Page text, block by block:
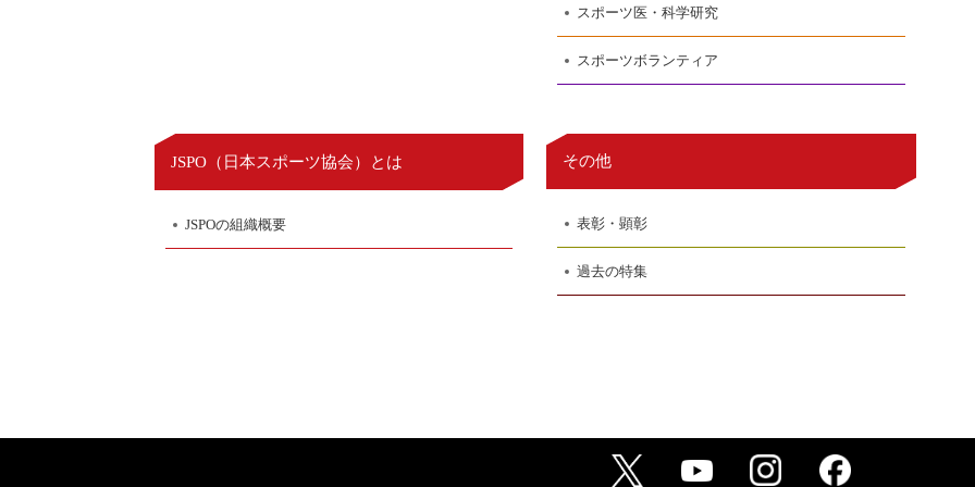
スポーツ医・科学研究
スポーツボランティア
JSPO（ 日本スポーツ協会）とは
JSPOの組織概要
その他
表彰・顕彰
過去の特集